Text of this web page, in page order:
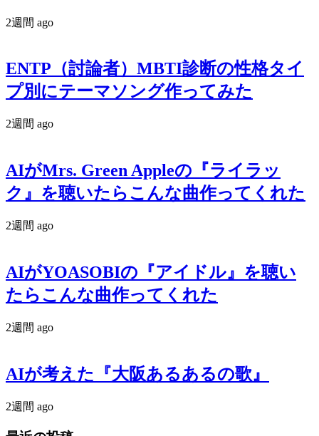
2週間 ago
ENTP（討論者）MBTI診断の性格タイ
プ別にテーマソング作ってみた
2週間 ago
AIがMrs. Green Appleの『ライラッ
ク』を聴いたらこんな曲作ってくれた
2週間 ago
AIがYOASOBIの『アイドル』を聴い
たらこんな曲作ってくれた
2週間 ago
AIが考えた『大阪あるあるの歌』
2週間 ago